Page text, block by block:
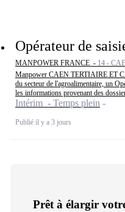
Opérateur de
MANPOWER FRANCE - 14 -
Manpower CAEN TERTIAIRE ET
du secteur de l'agroalimentaire, un
les informations provenant des
Intérim - Temps plein
Publié il y a 3 jours
Prêt à élargir